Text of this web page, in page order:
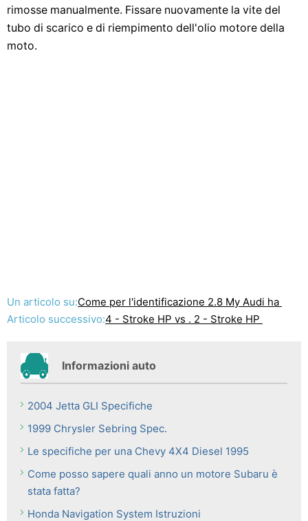
rimosse manualmente. Fissare nuovamente la vite del
tubo di scarico e di riempimento dell'olio motore della
moto.
Un articolo su:Come per l'identificazione 2.8 My Audi ha
Articolo successivo:4 - Stroke HP vs . 2 - Stroke HP
Informazioni auto
2004 Jetta GLI Specifiche
1999 Chrysler Sebring Spec.
Le specifiche per una Chevy 4X4 Diesel 1995
Come posso sapere quali anno un motore Subaru è
stata fatta?
Honda Navigation System Istruzioni